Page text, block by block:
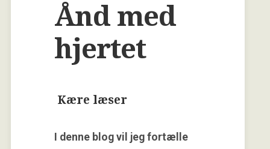
Ånd med
hjertet
Kære læser
I denne blog vil jeg fortælle